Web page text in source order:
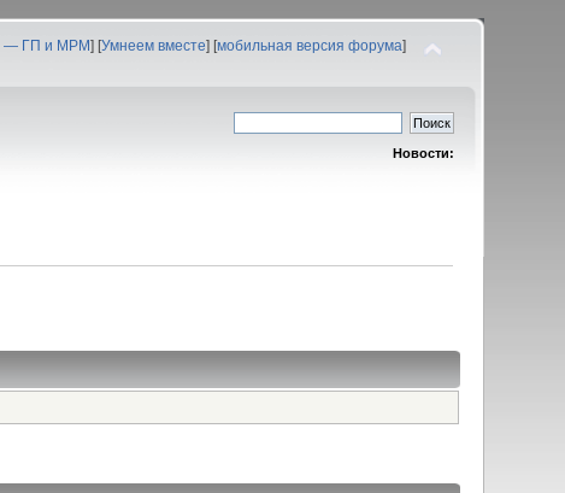
— ГП и МРМ] [Умнеем вместе] [мобильная версия форума]
Новости: